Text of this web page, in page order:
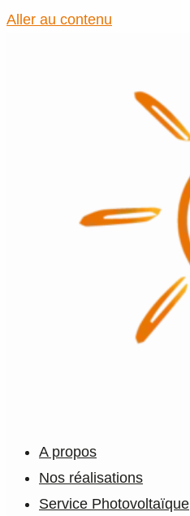
Aller au contenu
A propos
Nos réalisations
Service Photovoltaïque